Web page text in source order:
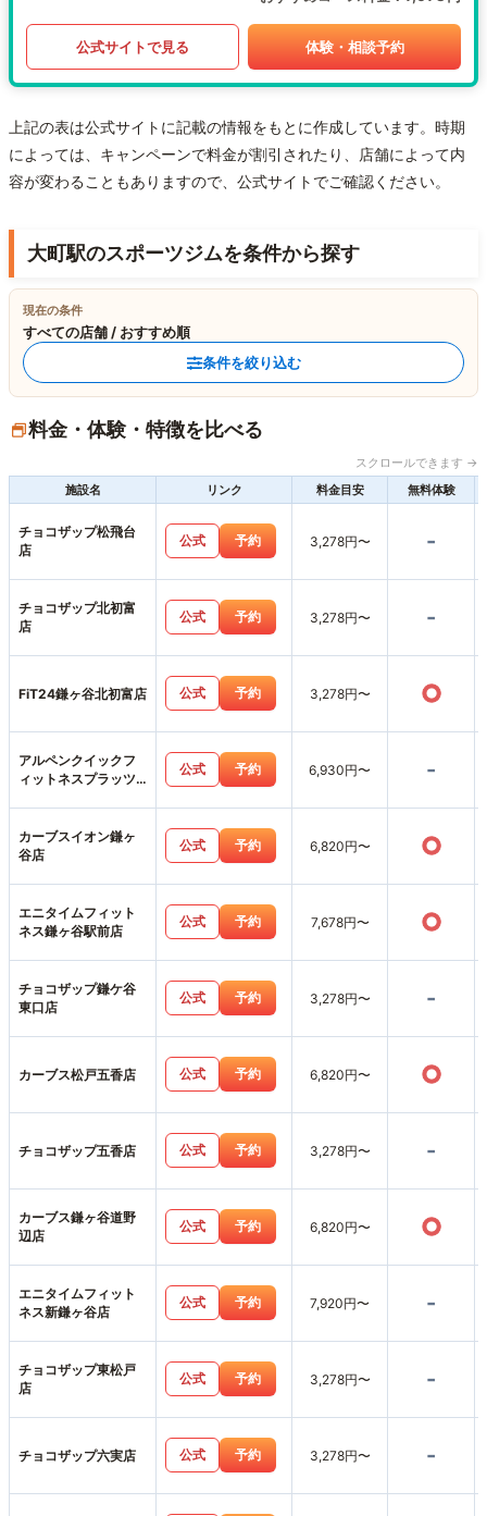
公式サイトで見る 体験・相談予約
上記の表は公式サイトに記載の情報をもとに作成しています。時期
によっては、キャンペーンで料金が割引されたり、店舗によって内
容が変わることもありますので、公式サイトでご確認ください。
大町駅のスポーツジムを条件から探す
現在の条件
すべての店舗 / おすすめ順
条件を絞り込む
料金・体験・特徴を比べる
スクロールできます →
施設名
リンク 料金目安 無料体験
チョコザップ松飛台
店
公式 予約 3,278円〜 -
チョコザップ北初富
店
公式 予約 3,278円〜 -
FiT24鎌ヶ谷北初富店 公式 予約 3,278円〜 ○
アルペンクイックフ
ィットネスプラッツ
公式 予約 6,930円〜 -
カーブスイオン鎌ヶ
谷店
公式 予約 6,820円〜 ○
エニタイムフィット
ネス鎌ヶ谷駅前店
公式 予約 7,678円〜 ○
チョコザップ鎌ケ谷
東口店
公式 予約 3,278円〜 -
カーブス松戸五香店 公式 予約 6,820円〜 ○
チョコザップ五香店 公式 予約 3,278円〜 -
カーブス鎌ヶ谷道野
辺店
公式 予約 6,820円〜 ○
エニタイムフィット
ネス新鎌ヶ谷店
公式 予約 7,920円〜 -
チョコザップ東松戸
店
公式 予約 3,278円〜 -
チョコザップ六実店 公式 予約 3,278円〜 -